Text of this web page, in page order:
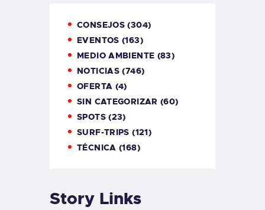
CONSEJOS (304)
EVENTOS (163)
MEDIO AMBIENTE (83)
NOTICIAS (746)
OFERTA (4)
SIN CATEGORIZAR (60)
SPOTS(23)
SURF-TRIPS (121)
TÉCNICA (168)
Story Links